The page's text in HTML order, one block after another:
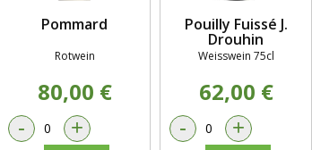
Pommard
Rotwein
80,00 €
- +
Pouilly Fuissé J.
Drouhin
Weisswein 75cl
62,00 €
- +